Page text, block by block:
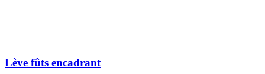
Lève fûts encadrant